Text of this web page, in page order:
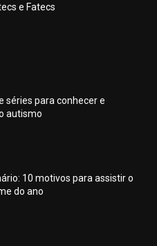
e Fatecs
séries para conhecer e
autismo
10 motivos para assistir o
do ano